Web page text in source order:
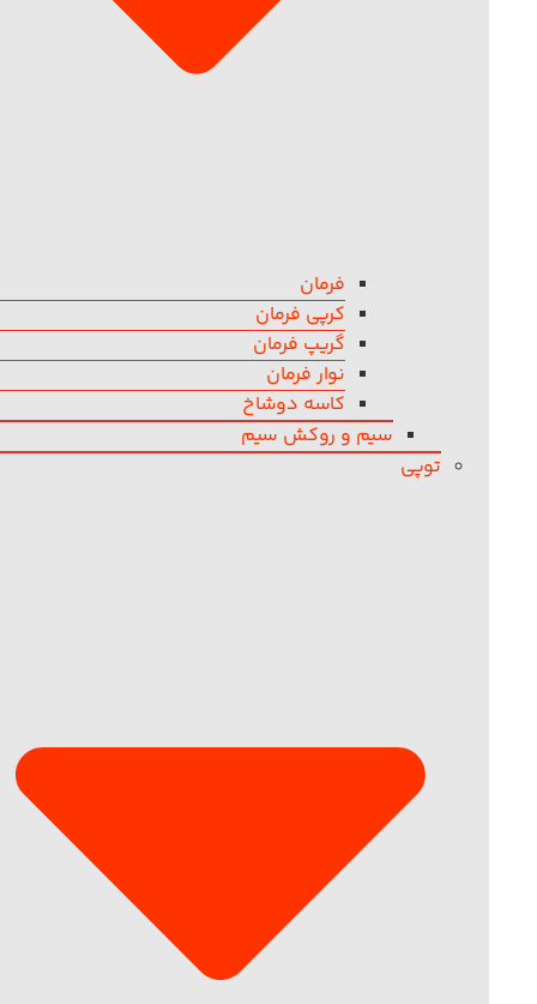
فرمان
کرپی فرمان
گریپ فرمان
نوار فرمان
کاسه دوشاخ
سیم و روکش سیم
توپی